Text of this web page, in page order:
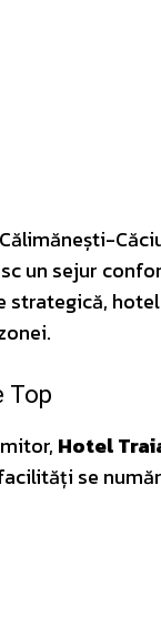
un sejur
Top
Hotel
se